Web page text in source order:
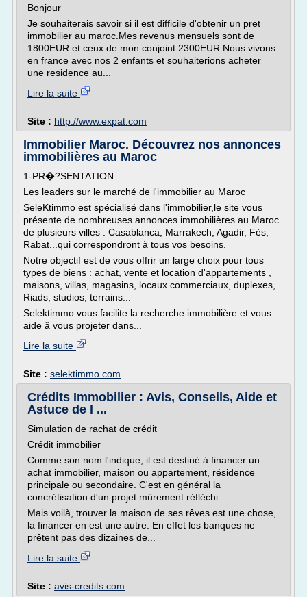
Bonjour
Je souhaiterais savoir si il est difficile d'obtenir un pret
immobilier au maroc.Mes revenus mensuels sont de
1800EUR et ceux de mon conjoint 2300EUR.Nous vivons
en france avec nos 2 enfants et souhaiterions acheter
une residence au...
Lire la suite
Site : http://www.expat.com
Immobilier Maroc. Découvrez nos annonces
immobilières au Maroc
1-PR�?SENTATION
Les leaders sur le marché de l'immobilier au Maroc
SeleKtimmo est spécialisé dans l'immobilier,le site vous
présente de nombreuses annonces immobilières au Maroc
de plusieurs villes : Casablanca, Marrakech, Agadir, Fès,
Rabat...qui correspondront à tous vos besoins.
Notre objectif est de vous offrir un large choix pour tous
types de biens : achat, vente et location d'appartements ,
maisons, villas, magasins, locaux commerciaux, duplexes,
Riads, studios, terrains...
Selektimmo vous facilite la recherche immobilière et vous
aide â vous projeter dans...
Lire la suite
Site : selektimmo.com
Crédits Immobilier : Avis, Conseils, Aide et
Astuce de l ...
Simulation de rachat de crédit
Crédit immobilier
Comme son nom l'indique, il est destiné à financer un
achat immobilier, maison ou appartement, résidence
principale ou secondaire. C'est en général la
concrétisation d'un projet mûrement réfléchi.
Mais voilà, trouver la maison de ses rêves est une chose,
la financer en est une autre. En effet les banques ne
prêtent pas des dizaines de...
Lire la suite
Site : avis-credits.com